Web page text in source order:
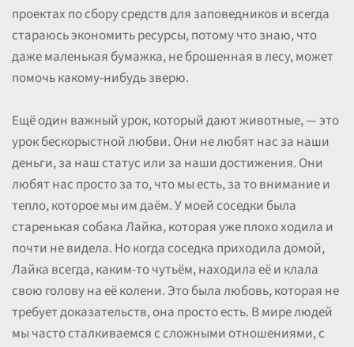
проектах по сбору средств для заповедников и всегда
стараюсь экономить ресурсы, потому что знаю, что
даже маленькая бумажка, не брошенная в лесу, может
помочь какому-нибудь зверю.
Ещё один важный урок, который дают животные, — это
урок бескорыстной любви. Они не любят нас за наши
деньги, за наш статус или за наши достижения. Они
любят нас просто за то, что мы есть, за то внимание и
тепло, которое мы им даём. У моей соседки была
старенькая собака Лайка, которая уже плохо ходила и
почти не видела. Но когда соседка приходила домой,
Лайка всегда, каким-то чутьём, находила её и клала
свою голову на её колени. Это была любовь, которая не
требует доказательств, она просто есть. В мире людей
мы часто сталкиваемся с сложными отношениями, с